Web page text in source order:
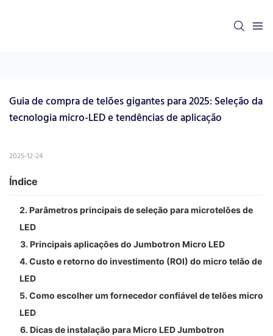
Guia de compra de telões gigantes para 2025: Seleção da
tecnologia micro-LED e tendências de aplicação
2025-12-24
Índice
2. Parâmetros principais de seleção para microtelões de
LED
3. Principais aplicações do Jumbotron Micro LED
4. Custo e retorno do investimento (ROI) do micro telão de
LED
5. Como escolher um fornecedor confiável de telões micro
LED
6. Dicas de instalação para Micro LED Jumbotron